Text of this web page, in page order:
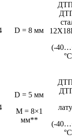
D = 8 мм
(-
D = 5 мм
М = 8×1
мм**
(-